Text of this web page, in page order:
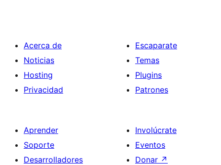
Acerca de
Noticias
Hosting
Privacidad
Escaparate
Temas
Plugins
Patrones
Aprender
Soporte
Desarrolladores
Involúcrate
Eventos
Donar ↗